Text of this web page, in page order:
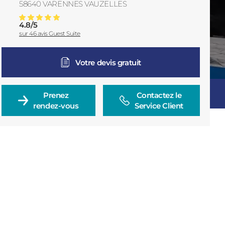
Consulter
58640 VARENNES VAUZELLES
France
Volets Coulissants à Nevers : Installation Sur-mesure
Note moyenne :
4.8/5
sur46avis Guest Suite
Votre devis gratuit
Prenez
rendez-vous
Contactez le
Service Client